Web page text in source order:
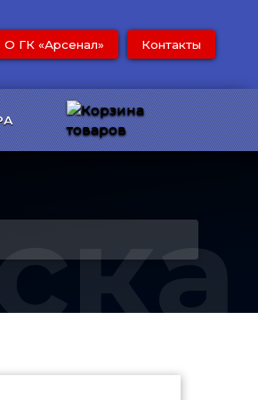
О ГК «Арсенал» Контакты